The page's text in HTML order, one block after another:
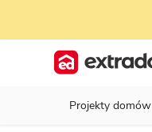
Projekty domów